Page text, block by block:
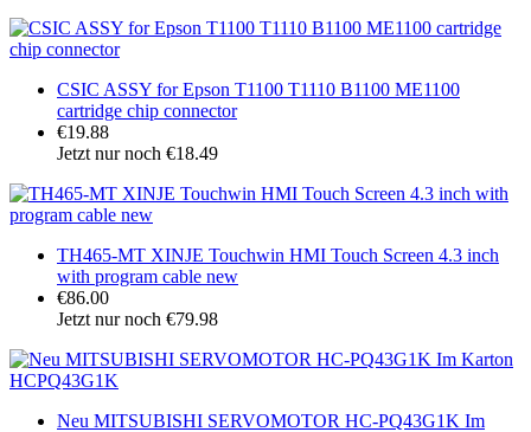
CSIC ASSY for Epson T1100 T1110 B1100 ME1100
cartridge chip connector
€19.88
Jetzt nur noch €18.49
TH465-MT XINJE Touchwin HMI Touch Screen 4.3 inch
with program cable new
€86.00
Jetzt nur noch €79.98
Neu MITSUBISHI SERVOMOTOR HC-PQ43G1K Im